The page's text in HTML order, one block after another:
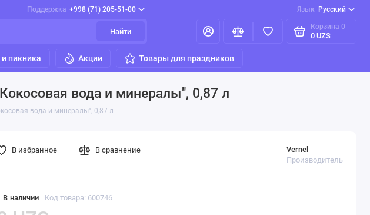
Поддержка +998 (71) 205-51-00 Язык Русский
Найти
Корзина 0
0 UZS
пикника Акции Товары для праздников
вода и минералы", 0,87 л
вода и минералы", 0,87 л
В наличии Код товара: 600746
Vernel
Производитель
В избранное В сравнение